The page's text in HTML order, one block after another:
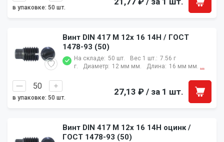
в упаковке: 50 шт.
Винт DIN 417 M 12x 16 14H / ГОСТ
1478-93 (50)
На складе: 50 шт. Вес 1 шт.: 7.56 г
г.
Диаметр: 12 мм мм. Длина: 16 мм мм. ...
в упаковке: 50 шт.
27,13 ₽ / за 1 шт.
Винт DIN 417 M 12x 16 14H оцинк /
ГОСТ 1478-93 (50)